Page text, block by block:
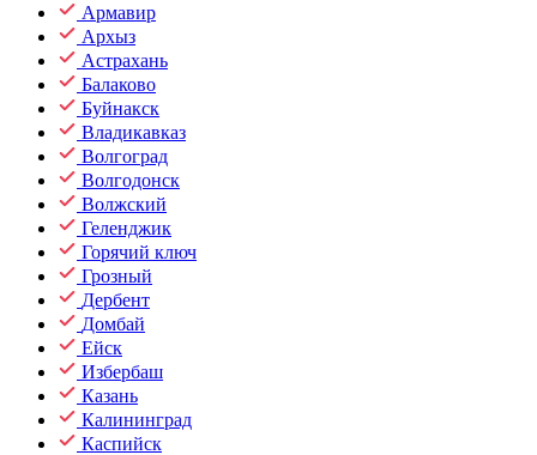
Армавир
Архыз
Астрахань
Балаково
Буйнакск
Владикавказ
Волгоград
Волгодонск
Волжский
Геленджик
Горячий ключ
Грозный
Дербент
Домбай
Ейск
Избербаш
Казань
Калининград
Каспийск